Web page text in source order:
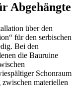
Abgehängte
über den
für den serbischen
Bei den
die Bauruine
Schonraum
materiellen